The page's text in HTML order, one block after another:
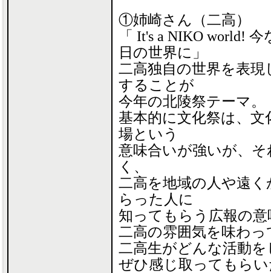
①姉崎さん（二高）
「 It's a NIKO world!
日の世界に」
二高独自の世界を表現
することが
今年の北陵祭テーマ。
基本的に文化祭は、文
場という
意味合いが強いが、
く、
二高を地域の人や遠
らった人に
知ってもらう広報の
二高の雰囲気を味わ
二高生がどんな活動
ぜひ感じ取ってもら